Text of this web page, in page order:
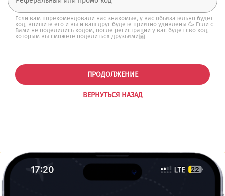
Если вам порекомендовали нас знакомые, у вас обьязательно будет
код, впишите его и вы и ваш друг будете приятно удивлены 🥳 Если с
Вами не поделились кодом, после регистрации у вас будет сво код,
которым вы сможете поделиться друзьями🤗
ВЕРНУТЬСЯ НАЗАД
ПРОДОЛЖЕНИЕ